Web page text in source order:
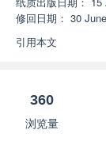
修回日期： 30
引用本文
360
浏览量